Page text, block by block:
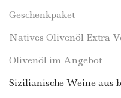
Geschenkpaket
Natives Olivenöl Extra
Olivenöl im Angebot
Sizilianische Weine aus